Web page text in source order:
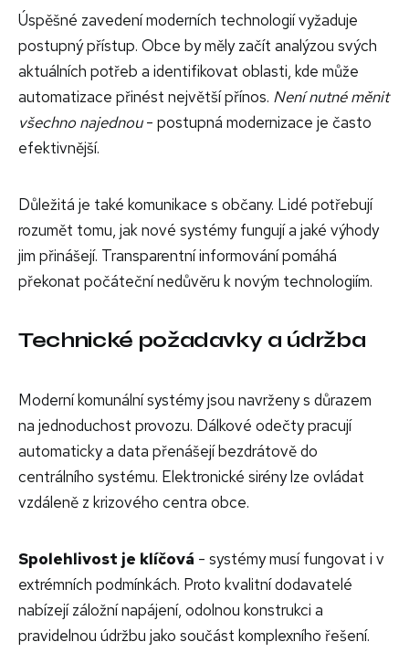
Úspěšné zavedení moderních technologií vyžaduje
postupný přístup. Obce by měly začít analýzou svých
aktuálních potřeb a identifikovat oblasti, kde může
automatizace přinést největší přínos. Není nutné měnit
všechno najednou- postupná modernizace je často
efektivnější.
Důležitá je také komunikace s občany. Lidé potřebují
rozumět tomu, jak nové systémy fungují a jaké výhody
jim přinášejí. Transparentní informování pomáhá
překonat počáteční nedůvěru k novým technologiím.
Technické požadavky a údržba
Moderní komunální systémy jsou navrženy s důrazem
na jednoduchost provozu. Dálkové odečty pracují
automaticky a data přenášejí bezdrátově do
centrálního systému. Elektronické sirény lze ovládat
vzdáleně z krizového centra obce.
Spolehlivost je klíčová - systémy musí fungovat i v
extrémních podmínkách. Proto kvalitní dodavatelé
nabízejí záložní napájení, odolnou konstrukci a
pravidelnou údržbu jako součást komplexního řešení.